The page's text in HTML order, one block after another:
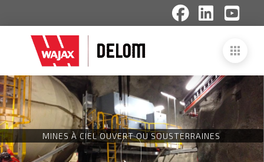
MINES À CIEL OUVERT OU SOUSTERRAINES